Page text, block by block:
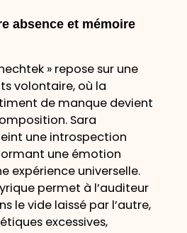
absence et mémoire
» repose sur une
volontaire, où la
de manque devient
Sara
une introspection
une émotion
expérience universelle.
permet à l’auditeur
le vide laissé par l’autre,
excessives,